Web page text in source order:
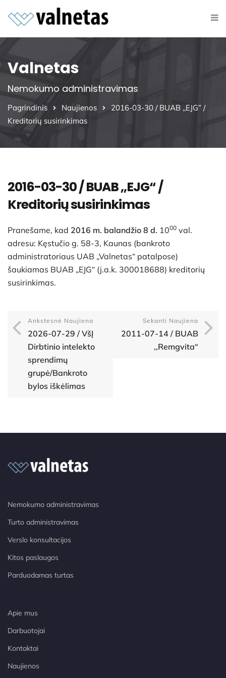
Valnetas
Nemokumo administravimas
Pagrindinis Naujienos
2016-03-30 / BUAB ,,EJG“ /
Kreditorių susirinkimas
2016-03-30 / BUAB ,,EJG“ /
Kreditorių susirinkimas
Pranešame, kad 2016 m. balandžio 8 d. 1000 val.
adresu: Kęstučio g. 58-3, Kaunas (bankroto
administratoriaus UAB „Valnetas“ patalpose)
šaukiamas BUAB „EJG“ (j.a.k. 300018688) kreditorių
susirinkimas.
Ankstesnė Naujiena
2026-07-29 / VšĮ
Dirbtinio intelekto
sprendimų
grupė/Bankroto
bylos iškėlimas
Sekanti Naujiena
2011-07-14 / BUAB
,,Remgvita“
Nemokumo administravimas
Turto administravimas
Verslo konsultacijos
Kitos paslaugos
Parduodamas turtas
Apie mus
Darbuotojai
Kontaktai
Naujienos